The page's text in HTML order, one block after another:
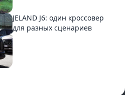
JELAND J6: один кроссовер
для разных сценариев